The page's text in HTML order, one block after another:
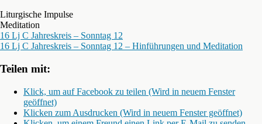
Liturgische Impulse
Meditation
16 Lj C Jahreskreis – Sonntag 12
16 Lj C Jahreskreis – Sonntag 12 – Hinführungen und Meditation
Teilen mit:
Klick, um auf Facebook zu teilen (Wird in neuem Fenster
geöffnet)
Klicken zum Ausdrucken (Wird in neuem Fenster geöffnet)